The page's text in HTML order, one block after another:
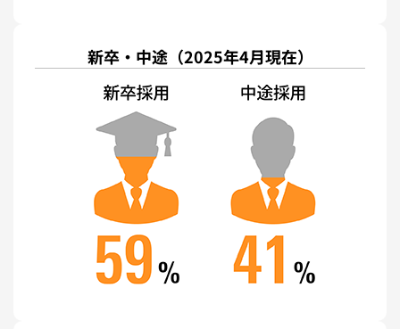
新卒・中途（2025年4月現在）